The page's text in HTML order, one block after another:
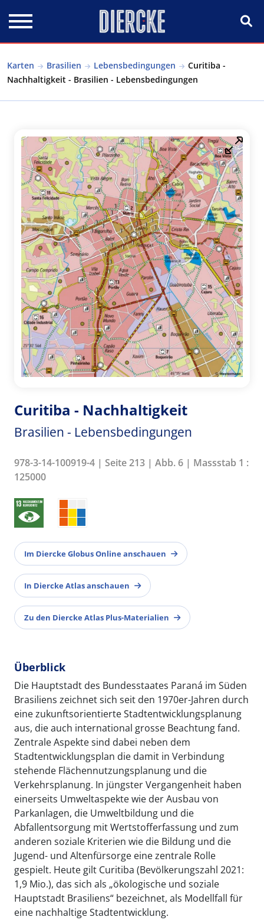
Karten Brasilien Lebensbedingungen
Curitiba -
Nachhaltigkeit - Brasilien - Lebensbedingungen
Curitiba - Nachhaltigkeit
Brasilien - Lebensbedingungen
978-3-14-100919-4 | Seite 213 | Abb. 6 | Massstab 1 :
125000
Im Diercke Globus Online anschauen
In Diercke Atlas anschauen
Zu den Diercke Atlas Plus-Materialien
Überblick
Die Hauptstadt des Bundesstaates Paraná im Süden
Brasiliens zeichnet sich seit den 1970er-Jahren durch
eine zukunftsorientierte Stadtentwicklungsplanung
aus, die auch international grosse Beachtung fand.
Zentrale Aspekte sind dabei neben dem
Stadtentwicklungsplan die damit in Verbindung
stehende Flächennutzungsplanung und die
Verkehrsplanung. In jüngster Vergangenheit haben
einerseits Umweltaspekte wie der Ausbau von
Parkanlagen, die Umweltbildung und die
Abfallentsorgung mit Wertstofferfassung und zum
anderen soziale Kriterien wie die Bildung und die
Jugend- und Altenfürsorge eine zentrale Rolle
gespielt. Heute gilt Curitiba (Bevölkerungszahl 2021:
1,9 Mio.), das sich als „ökologische und soziale
Hauptstadt Brasiliens“ bezeichnet, als Modellfall für
eine nachhaltige Stadtentwicklung.